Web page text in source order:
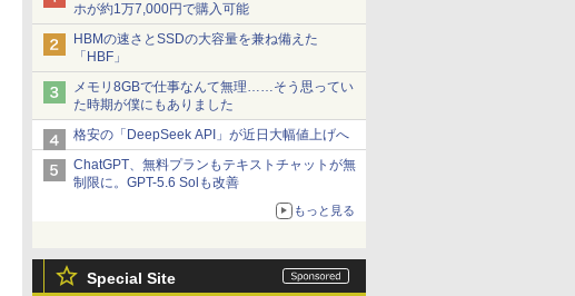
ホが約1万7,000円で購入可能
HBMの速さとSSDの大容量を兼ね備えた
「HBF」
メモリ8GBで仕事なんて無理……そう思ってい
た時期が僕にもありました
格安の「DeepSeek API」が近日大幅値上げへ
ChatGPT、無料プランもテキストチャットが無
制限に。GPT-5.6 Solも改善
もっと見る
Special Site